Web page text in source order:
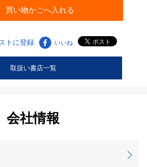
トに登録 いいね
取扱い書店一覧
会社情報